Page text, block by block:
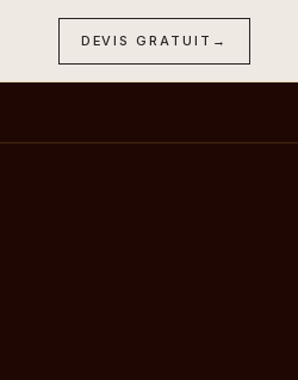
DEVIS GRATUIT →